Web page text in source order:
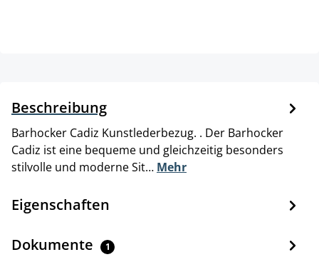
Beschreibung
Barhocker Cadiz Kunstlederbezug. . Der Barhocker
Cadiz ist eine bequeme und gleichzeitig besonders
stilvolle und moderne Sit… Mehr
Eigenschaften
Dokumente 1